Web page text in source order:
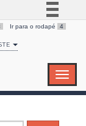
BR
Ir para o rodapé 4